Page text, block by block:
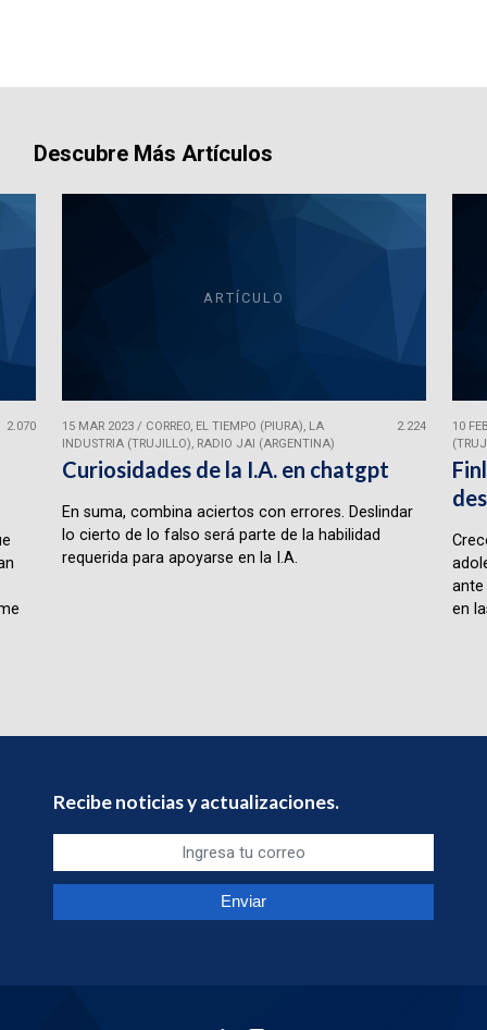
Descubre Más Artículos
2.070
ARTÍCULO
15 MAR 2023/ CORREO, EL TIEMPO (PIURA), LA
INDUSTRIA (TRUJILLO), RADIO JAI (ARGENTINA)
2.224
Curiosidades de la I.A. en chatgpt
En suma, combina aciertos con errores. Deslindar
lo cierto de lo falso será parte de la habilidad
requerida para apoyarse en la I.A.
10
en
Recibe noticias y actualizaciones.